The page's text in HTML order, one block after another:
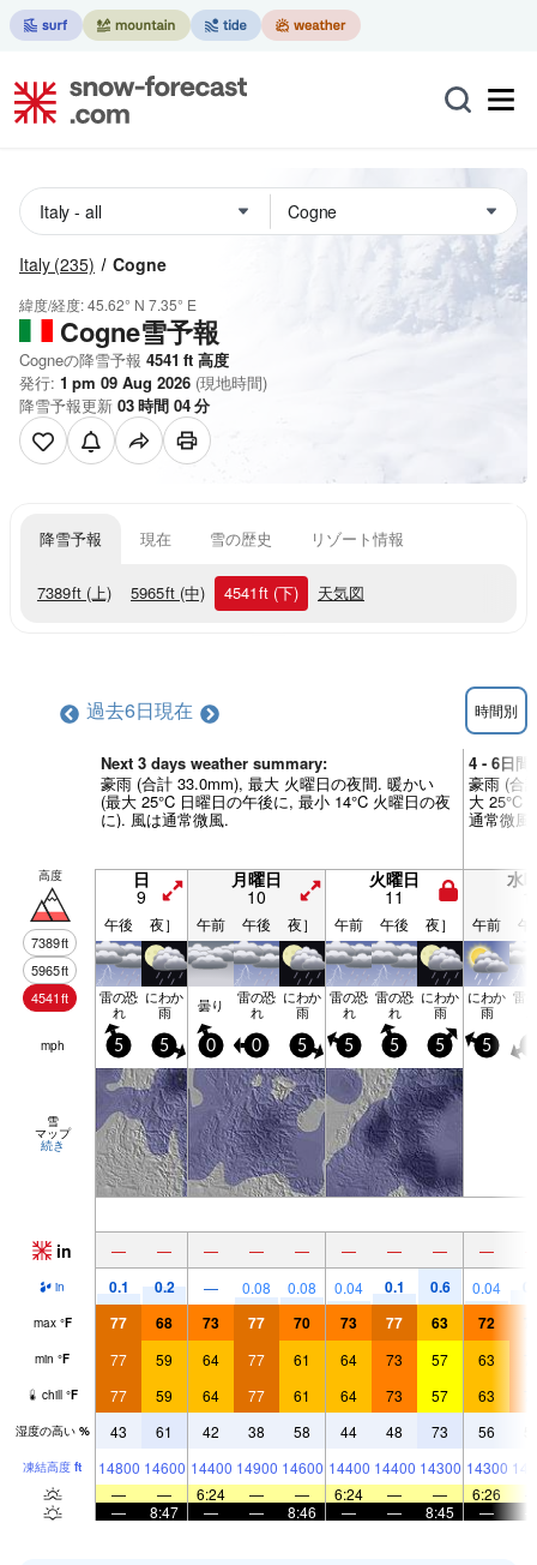
Italy (235) Cogne
緯度/経度:45.62° N 7.35° E
Cogne雪予報
Cogneの降雪予報 4541 ft 高度
発行: 1 pm 09 Aug 2026 (現地時間)
降雪予報更新 03時間 04分
降雪予報 現在 雪の歴史 リゾート情報
7389ft (上) 5965ft (中) 4541ft (下) 天気図
過去6日現在 時間別
Next 3 days weather summary:
豪雨 (合計 33.0mm), 最大 火曜日の夜間. 暖かい
(最大 25°C 日曜日の午後に, 最小 14°C 火曜日の夜
に). 風は通常微風.
4 - 6日間
豪雨 (合
大 25°C
通常微風.
高度
7389ft
5965ft
4541ft
日
9
月曜日
10
火曜日
11
水
午後 夜］ 午前 午後 夜］ 午前 午後 夜］ 午前 午
雷の恐
れ
にわか
雨 曇り 雷の恐
れ
にわか
雨
雷の恐
れ
雷の恐
れ
にわか
雨
にわか
雨
雷
mph 5 5 0 0 5 5 5 5 5
雪
マップ
続き
in — — — — — — — — —
in 0.1 0.2 — 0.08 0.08 0.04 0.1 0.6 0.04
max °F 77 68 73 77 70 73 77 63 72
min °F 77 59 64 77 61 64 73 57 63
chill °F 77 59 64 77 61 64 73 57 63
湿度の高い % 43 61 42 38 58 44 48 73 56
凍結高度 ft 14800 14600 14400 14900 14600 14400 14400 14300 14300
—
— 6:24 — — 6:24 — — 6:26
—
8:47 — — 8:46 — — 8:45 —